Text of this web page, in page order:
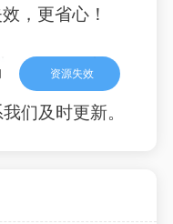
，更省心！
资源失效
们及时更新。